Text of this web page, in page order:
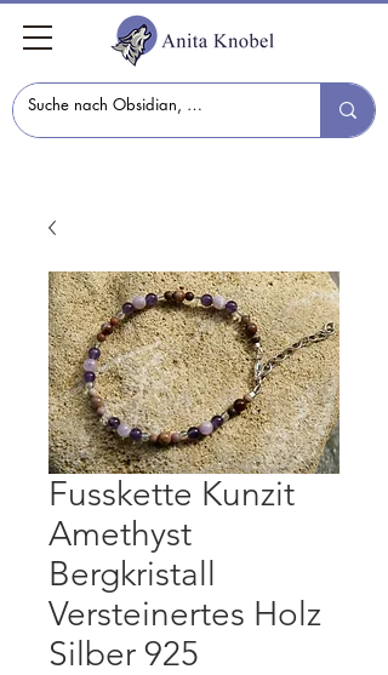
Fusskette Kunzit
Amethyst
Bergkristall
Versteinertes Holz
Silber 925